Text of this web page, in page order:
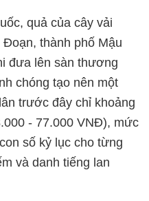
quả của cây vải
thành phố Mậu
đưa lên sàn thương
chóng tạo nên một
trước đây chỉ khoảng
- 77.000 VNĐ), mức
số kỷ lục cho từng
và danh tiếng lan